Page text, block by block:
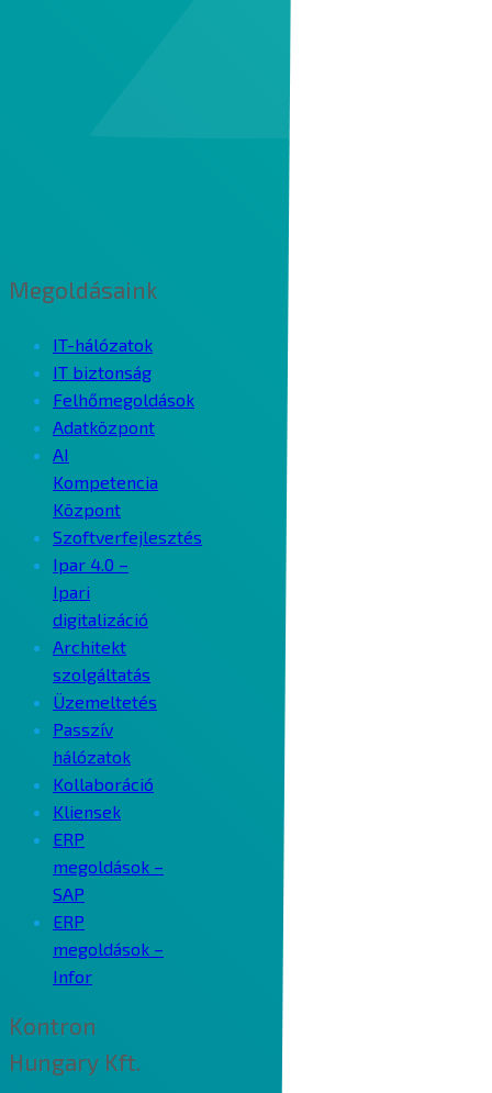
Megoldásaink
IT-hálózatok
IT biztonság
Felhőmegoldások
Adatközpont
AI
Kompetencia
Központ
Szoftverfejlesztés
Ipar 4.0 –
Ipari
digitalizáció
Architekt
szolgáltatás
Üzemeltetés
Passzív
hálózatok
Kollaboráció
Kliensek
ERP
megoldások –
SAP
ERP
megoldások –
Infor
Kontron
Hungary Kft.